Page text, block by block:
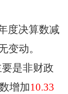
度决算数减
变动。
是非财政
增加10.33